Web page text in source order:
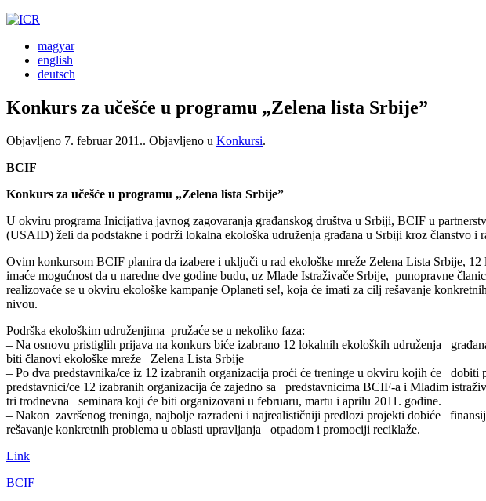
magyar
english
deutsch
Konkurs za učešće u programu „Zelena lista Srbije”
Objavljeno 7. februar 2011.. Objavljeno u Konkursi.
BCIF
Konkurs za učešće u programu „Zelena lista Srbije”
U okviru programa Inicijativa javnog zagovaranja građanskog društva u Srbiji, BCIF u
(USAID) želi da podstakne i podrži lokalna ekološka udruženja građana u Srbiji kroz članstvo i
Ovim konkursom BCIF planira da izabere i uključi u rad ekološke mreže Zelena Lista Srbije,
imaće mogućnost da u naredne dve godine budu, uz Mlade Istraživače Srbije, punopravne
realizovaće se u okviru ekološke kampanje Oplaneti se!, koja će imati za cilj rešavanje
nivou.
Podrška ekološkim udruženjima pružaće se u nekoliko faza:
– Na osnovu pristiglih prijava na konkurs biće izabrano 12 lokalnih ekoloških udruženja
biti članovi ekološke mreže Zelena Lista Srbije
– Po dva predstavnika/ce iz 12 izabranih organizacija proći će treninge u okviru kojih će
predstavnici/ce 12 izabranih organizacija će zajedno sa predstavnicima BCIF-a i Mladim
tri trodnevna seminara koji će biti organizovani u februaru, martu i aprilu 2011. godine.
– Nakon završenog treninga, najbolje razrađeni i najrealističniji predlozi projekti dobiće
rešavanje konkretnih problema u oblasti upravljanja otpadom i promociji reciklaže.
Link
BCIF